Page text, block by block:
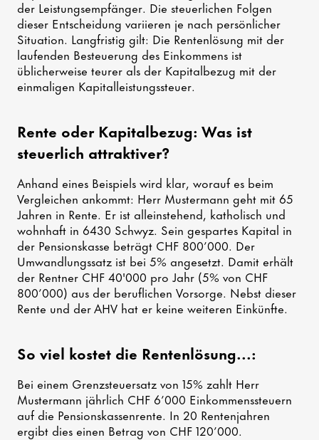
der Leistungsempfänger. Die steuerlichen Folgen
dieser Entscheidung variieren je nach persönlicher
Situation. Langfristig gilt: Die Rentenlösung mit der
laufenden Besteuerung des Einkommens ist
üblicherweise teurer als der Kapitalbezug mit der
einmaligen Kapitalleistungssteuer.
Rente oder Kapitalbezug: Was ist
steuerlich attraktiver?
Anhand eines Beispiels wird klar, worauf es beim
Vergleichen ankommt: Herr Mustermann geht mit 65
Jahren in Rente. Er ist alleinstehend, katholisch und
wohnhaft in 6430 Schwyz. Sein gespartes Kapital in
der Pensionskasse beträgt CHF 800’000. Der
Umwandlungssatz ist bei 5% angesetzt. Damit erhält
der Rentner CHF 40'000 pro Jahr (5% von CHF
800’000) aus der beruflichen Vorsorge. Nebst dieser
Rente und der AHV hat er keine weiteren Einkünfte.
So viel kostet die Rentenlösung...:
Bei einem Grenzsteuersatz von 15% zahlt Herr
Mustermann jährlich CHF 6’000 Einkommenssteuern
auf die Pensionskassenrente. In 20 Rentenjahren
ergibt dies einen Betrag von CHF 120’000.